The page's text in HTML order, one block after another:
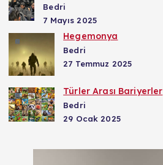
Bedri
7 Mayıs 2025
Hegemonya
Bedri
27 Temmuz 2025
Türler Arası Bariyerler
Bedri
29 Ocak 2025